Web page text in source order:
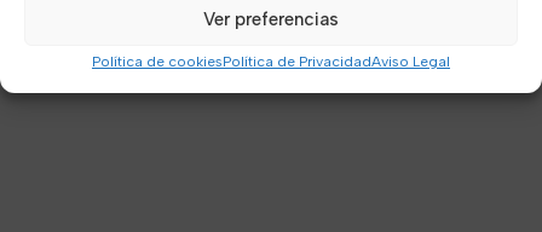
Ver preferencias
Política de cookiesPolítica de PrivacidadAviso Legal